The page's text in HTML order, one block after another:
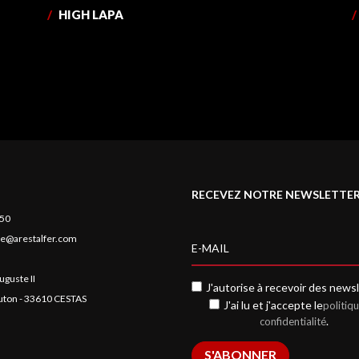
/ HIGH LAPA /
II
- 33610 CESTAS
RECEVEZ NOTRE
J'autorise à recevoir des
J'ai lu et j'accepte le
confidentialité.
S'ABONNER